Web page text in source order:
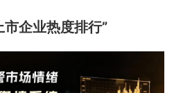
市企业热度排行”